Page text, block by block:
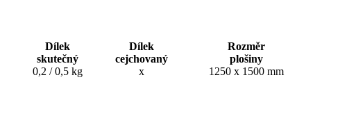
Dílek
skutečný
Dílek
cejchovaný
Rozměr
plošiny
0,2 / 0,5 kg x 1250 x 1500 mm